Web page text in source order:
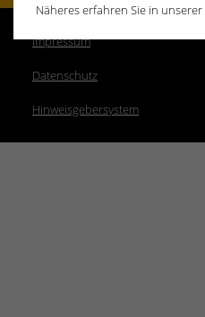
Impressum
Datenschutz
Hinweisgebersystem
Näheres erfahren Sie in unserer